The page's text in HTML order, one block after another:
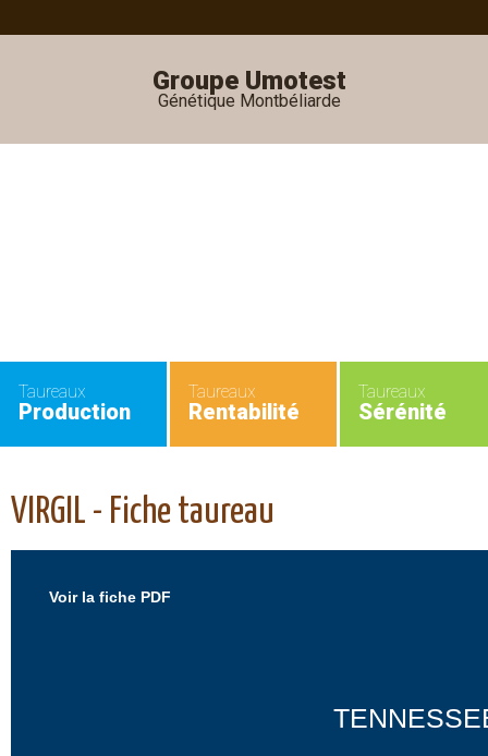
Groupe Umotest
Génétique Montbéliarde
Taureaux
Production
Taureaux
Rentabilité
Taureaux
Sérénité
VIRGIL - Fiche taureau
Voir la fiche PDF